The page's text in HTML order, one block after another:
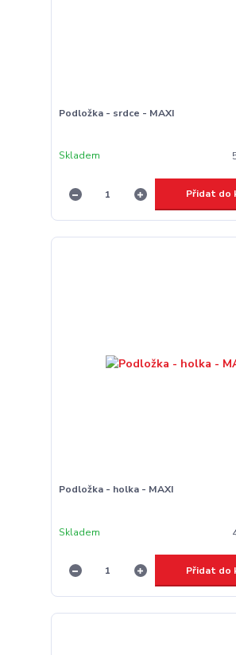
Podložka - srdce - MAXI
Skladem
Přidat do
Podložka - holka - MAXI
Skladem
Přidat do